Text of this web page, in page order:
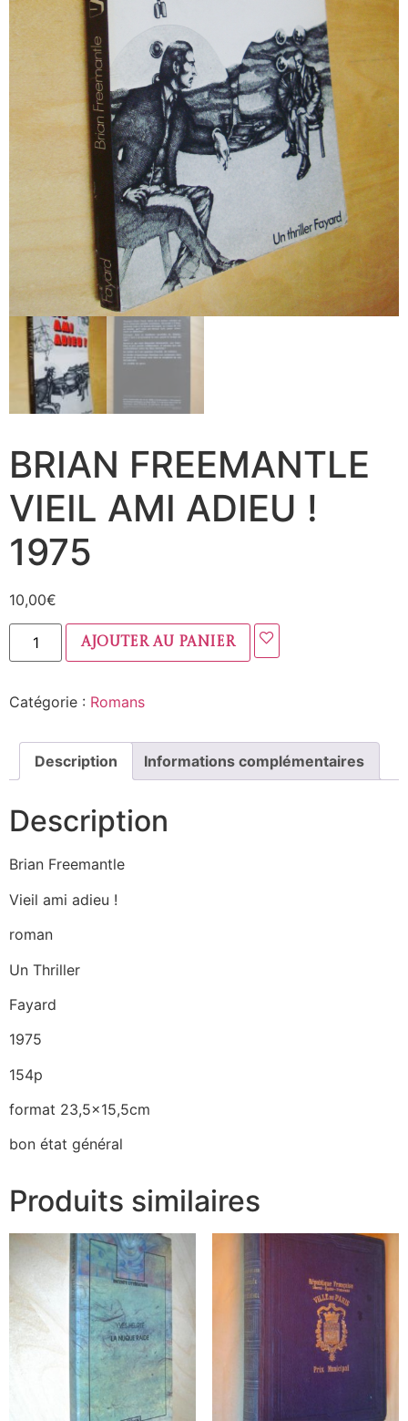
BRIAN FREEMANTLE
VIEIL AMI ADIEU !
1975
10,00€
Ajouter au panier
Catégorie : Romans
Description Informations complémentaires
Description
Brian Freemantle
Vieil ami adieu !
roman
Un Thriller
Fayard
1975
154p
format 23,5×15,5cm
bon état général
Produits similaires